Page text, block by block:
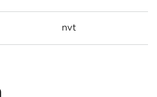
nvt